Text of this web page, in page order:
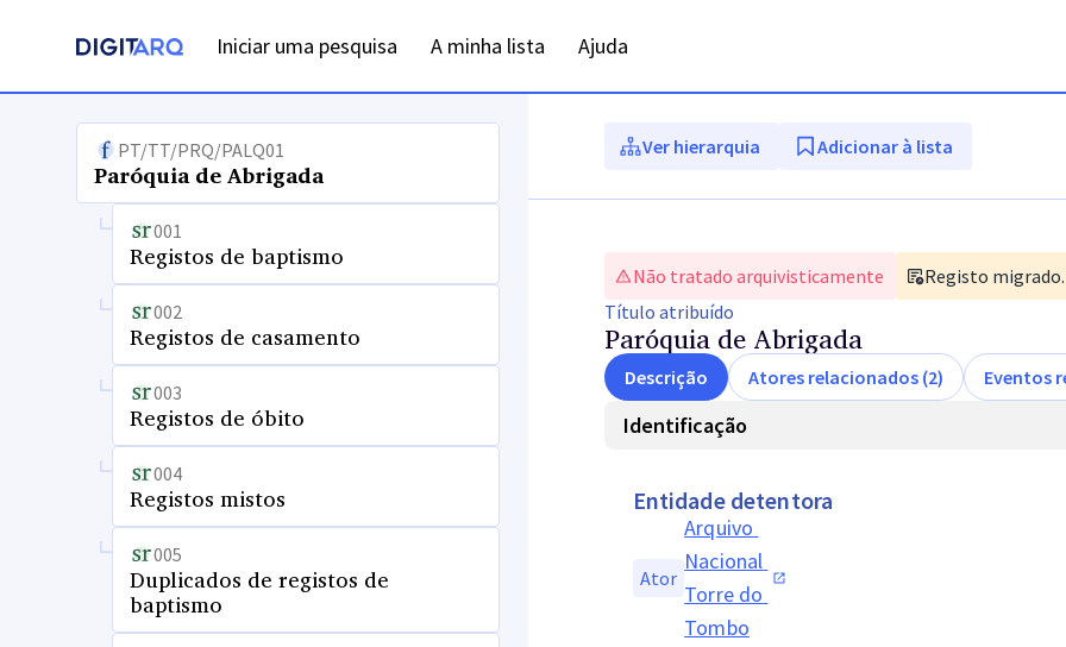
Iniciar uma pesquisa A minha lista Ajuda
PT/TT/PRQ/PALQ01
Paróquia de Abrigada
001
Registos de baptismo
002
Registos de casamento
003
Registos de óbito
004
Registos mistos
005
Duplicados de registos de
baptismo
Ver hierarquia Adicionar à lista
Não tratado arquivisticamente
Registo
Título atribuído
Paróquia de Abrigada
Descrição Atores relacionados (2) Eventos
Identificação
Entidade detentora
Ator
Arquivo
Nacional
Torre do
Tombo